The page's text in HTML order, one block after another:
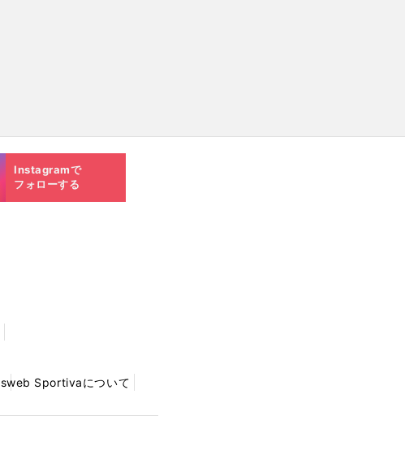
Instagramで
フォローする
web Sportivaについて